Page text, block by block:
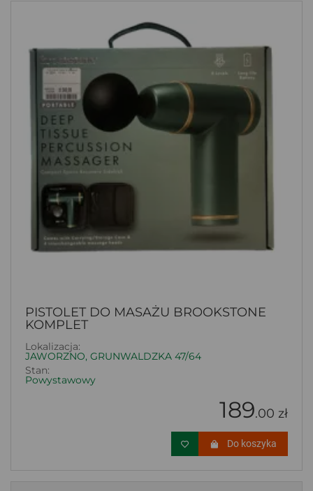
PISTOLET DO MASAŻU BROOKSTONE
KOMPLET
Lokalizacja:
JAWORZNO, GRUNWALDZKA 47/64
Stan:
Powystawowy
189.00 zł
Do koszyka